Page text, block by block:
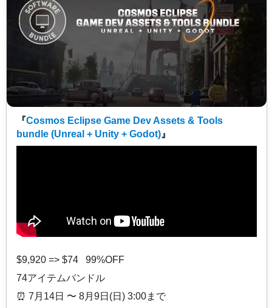
『Cosmos Eclipse Game Dev Assets & Tools
bundle (Unreal + Unity + Godot) 』
$9,920 => $74 99%OFF
74アイテムバンドル
⏰️ 7月14日 〜 8月9日(日) 3:00まで